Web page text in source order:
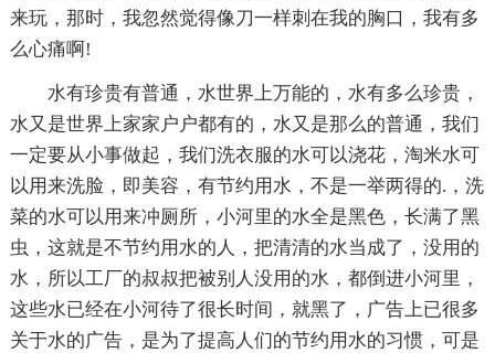
来玩，那时，我忽然觉得像刀一样刺在我的胸口，我有多
么心痛啊!
水有珍贵有普通，水世界上万能的，水有多么珍贵，
水又是世界上家家户户都有的，水又是那么的普通，我们
一定要从小事做起，我们洗衣服的水可以浇花，淘米水可
以用来洗脸，即美容，有节约用水，不是一举两得的.，洗
菜的水可以用来冲厕所，小河里的水全是黑色，长满了黑
虫，这就是不节约用水的人，把清清的水当成了，没用的
水，所以工厂的叔叔把被别人没用的水，都倒进小河里，
这些水已经在小河待了很长时间，就黑了，广告上已很多
关于水的广告，是为了提高人们的节约用水的习惯，可是